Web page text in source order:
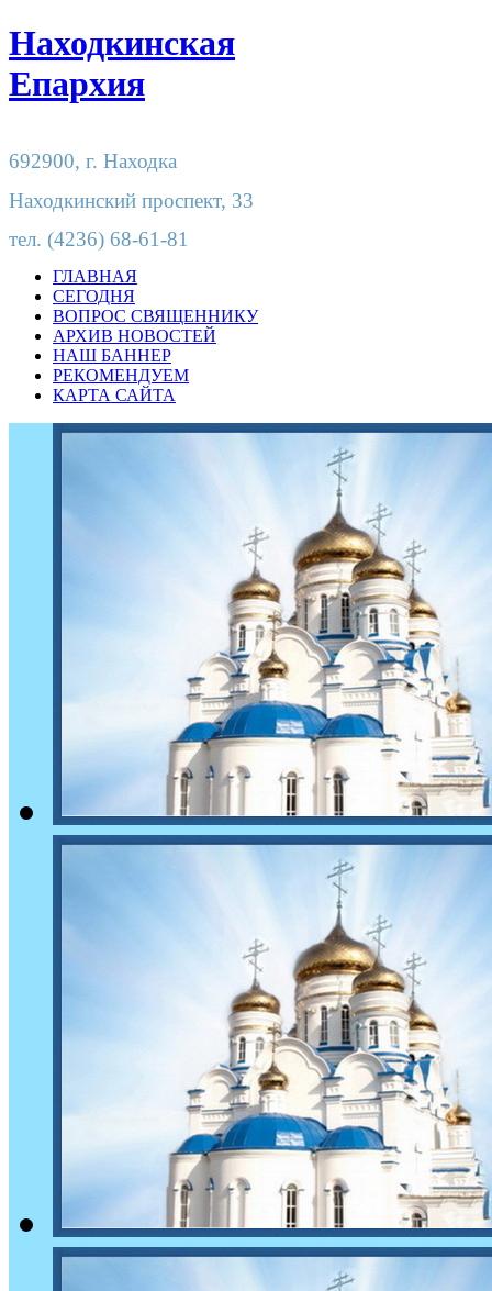
Находкинская
Епархия
692900, г. Находка
Находкинский проспект, 33
тел. (4236) 68-61-81
ГЛАВНАЯ
СЕГОДНЯ
ВОПРОС СВЯЩЕННИКУ
АРХИВ НОВОСТЕЙ
НАШ БАННЕР
РЕКОМЕНДУЕМ
КАРТА САЙТА